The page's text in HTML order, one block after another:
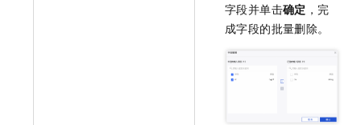
字段并单击确定 ，完
成字段的批量删除。